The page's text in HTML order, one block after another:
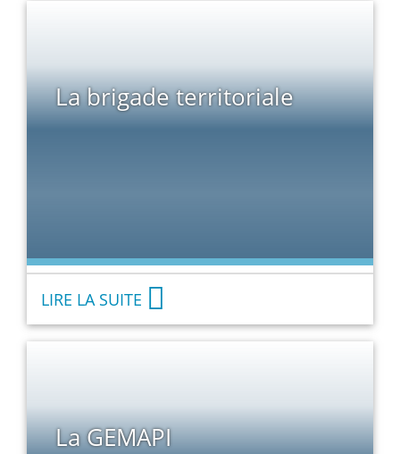
La brigade territoriale
LIRE LA SUITE
La GEMAPI